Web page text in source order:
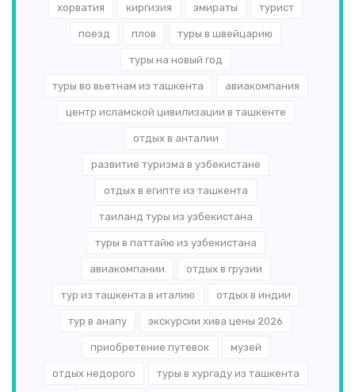
хорватия киргизия эмираты турист
поезд плов туры в швейцарию
туры на новый год
туры во вьетнам из ташкента авиакомпания
центр исламской цивилизации в ташкенте
отдых в анталии
развитие туризма в узбекистане
отдых в египте из ташкента
таиланд туры из узбекистана
туры в паттайю из узбекистана
авиакомпании отдых в грузии
тур из ташкента в италию отдых в индии
тур в анапу экскурсии хива цены 2026
приобретение путевок музей
отдых недорого туры в хургаду из ташкента